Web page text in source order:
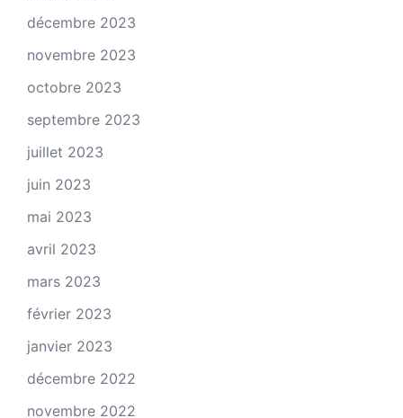
décembre 2023
novembre 2023
octobre 2023
septembre 2023
juillet 2023
juin 2023
mai 2023
avril 2023
mars 2023
février 2023
janvier 2023
décembre 2022
novembre 2022